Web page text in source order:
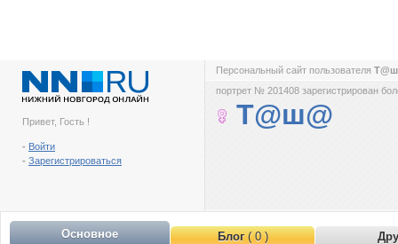
Привет, Гость !
- Войти
- Зарегистрироваться
Персональный сайт пользователя
портрет № 201408 зарегистрирован
Т@ш@
Основное Блог( 0 )